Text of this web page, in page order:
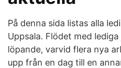
På denna sida listas alla
Uppsala. Flödet med
löpande, varvid flera nya
upp från en dag till en